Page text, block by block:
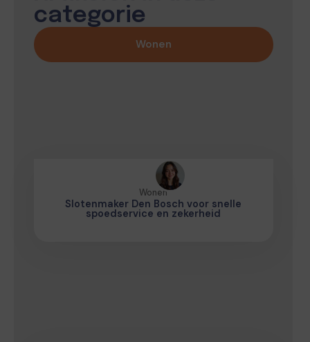
categorie
Wonen
Wonen
Slotenmaker Den Bosch voor snelle
spoedservice en zekerheid